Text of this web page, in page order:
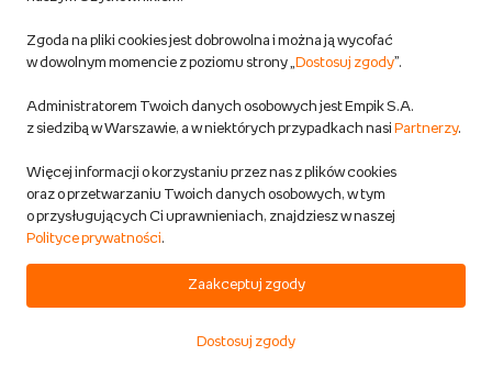
4,8
DODAJ DO KOSZYKA
Szafka Zabawki Stojąca Biblioteczka
Dom i ogród
Zgoda na pliki cookies jest dobrowolna i można ją wycofać
w dowolnym momencie z poziomu strony „ Dostosuj zgody”.
Administratorem Twoich danych osobowych jest Empik S.A.
z siedzibą w Warszawie, a w niektórych przypadkach nasi Partnerzy.
Więcej informacji o korzystaniu przez nas z plików cookies
oraz o przetwarzaniu Twoich danych osobowych, w tym
o przysługujących Ci uprawnieniach, znajdziesz w naszej
Polityce prywatności.
Zaakceptuj zgody
Dostosuj zgody